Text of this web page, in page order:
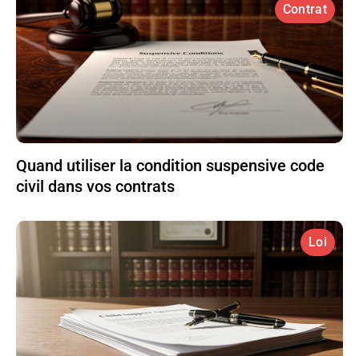
Contrat
Quand utiliser la condition suspensive code
civil dans vos contrats
Loi